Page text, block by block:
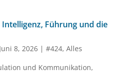
Führung und die
Juni 8, 2026| #424, Alles
und Kommunikation,